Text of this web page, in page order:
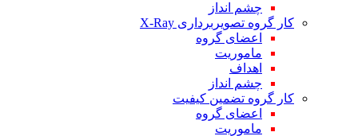
چشم انداز
کار گروه تصویربرداری X-Ray
اعضای گروه
ماموریت
اهداف
چشم انداز
کار گروه تضمین کیفیت
اعضای گروه
ماموریت